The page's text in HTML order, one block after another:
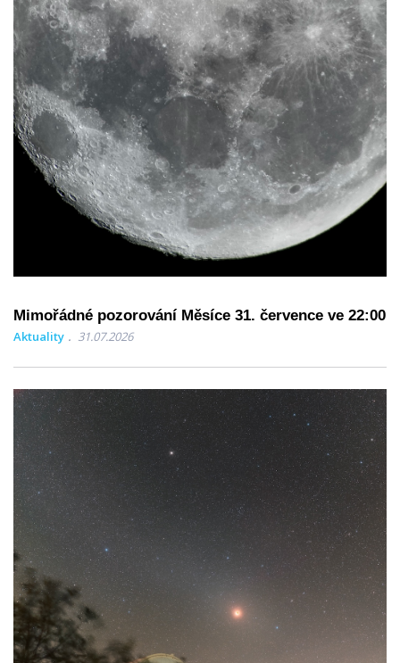
Mimořádné pozorování Měsíce 31. července ve 22:00
Aktuality 31.07.2026